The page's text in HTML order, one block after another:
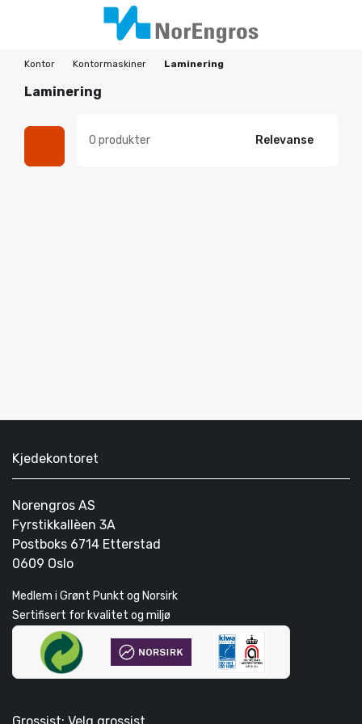
Kontor Kontormaskiner Laminering
Laminering
0 produkter Relevanse
Kjedekontoret
Norengros AS
Fyrstikkallèen 3A
Postboks 6714 Etterstad
0609 Oslo
Medlem i Grønt Punkt og Norsirk
Sertifisert for kvalitet og miljø